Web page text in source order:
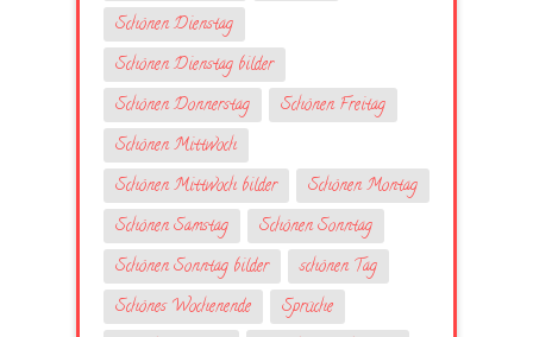
Schönen Dienstag
Schönen Dienstag bilder
Schönen Donnerstag
Schönen Freitag
Schönen Mittwoch
Schönen Mittwoch bilder
Schönen Montag
Schönen Samstag
Schönen Sonntag
Schönen Sonntag bilder
schönen Tag
Schönes Wochenende
Sprüche